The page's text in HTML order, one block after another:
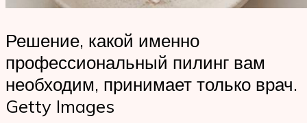
Решение, какой именно
профессиональный пилинг вам
необходим, принимает только врач.
Getty Images